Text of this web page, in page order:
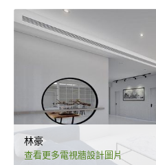
林豪
查看更多電視牆設計圖片